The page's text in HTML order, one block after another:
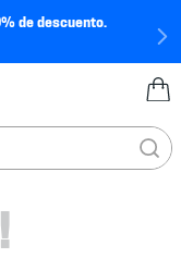
de descuento.